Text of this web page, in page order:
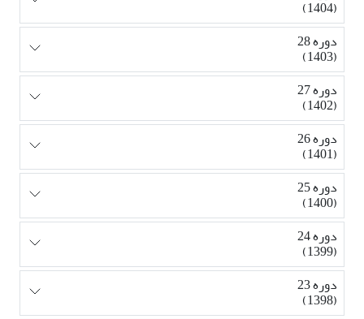
(1404)
دوره 28
(1403)
دوره 27
(1402)
دوره 26
(1401)
دوره 25
(1400)
دوره 24
(1399)
دوره 23
(1398)